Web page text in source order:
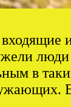
люди
в